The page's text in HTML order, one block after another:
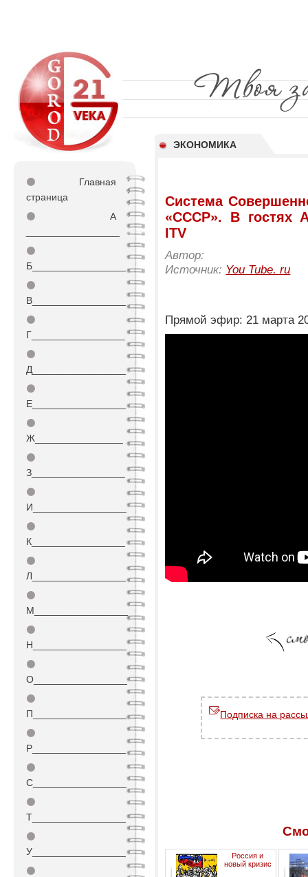
ЭКОНОМИКА
⚫
Главная
страница
⚫
А
⚫
Б_________________
⚫
В_________________
⚫
Г_________________
⚫
Д_________________
⚫
Е_________________
⚫
Ж________________
⚫
З_________________
⚫
И_________________
⚫
К_________________
⚫
Л_________________
⚫
М_________________
⚫
Н_________________
⚫
О_________________
⚫
П_________________
⚫
Р_________________
⚫
С_________________
⚫
Т_________________
⚫
У_________________
⚫
Система
«СССР». В гостях
ITV
Автор:
Источник: You Tube. ru
Прямой эфир: 21 марта
Подписка на
Россия и
новый кризис